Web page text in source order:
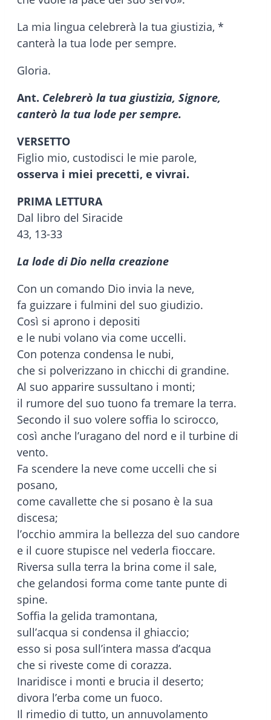
La mia lingua celebrerà la tua giustizia, *
canterà la tua lode per sempre.
Gloria.
Ant. Celebrerò la tua giustizia, Signore,
canterò la tua lode per sempre.
VERSETTO
Figlio mio, custodisci le mie parole,
osserva i miei precetti, e vivrai.
PRIMA LETTURA
Dal libro del Siracide
43, 13-33
La lode di Dio nella creazione
Con un comando Dio invia la neve,
fa guizzare i fulmini del suo giudizio.
Così si aprono i depositi
e le nubi volano via come uccelli.
Con potenza condensa le nubi,
che si polverizzano in chicchi di grandine.
Al suo apparire sussultano i monti;
il rumore del suo tuono fa tremare la terra.
Secondo il suo volere soffia lo scirocco,
così anche l’uragano del nord e il turbine di
vento.
Fa scendere la neve come uccelli che si
posano,
come cavallette che si posano è la sua
discesa;
l’occhio ammira la bellezza del suo candore
e il cuore stupisce nel vederla fioccare.
Riversa sulla terra la brina come il sale,
che gelandosi forma come tante punte di
spine.
Soffia la gelida tramontana,
sull’acqua si condensa il ghiaccio;
esso si posa sull’intera massa d’acqua
che si riveste come di corazza.
Inaridisce i monti e brucia il deserto;
divora l’erba come un fuoco.
Il rimedio di tutto, un annuvolamento